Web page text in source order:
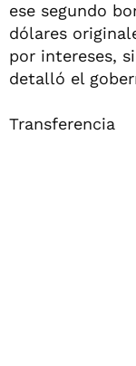
ese segundo
dólares
por intereses,
detalló el
Transferencia